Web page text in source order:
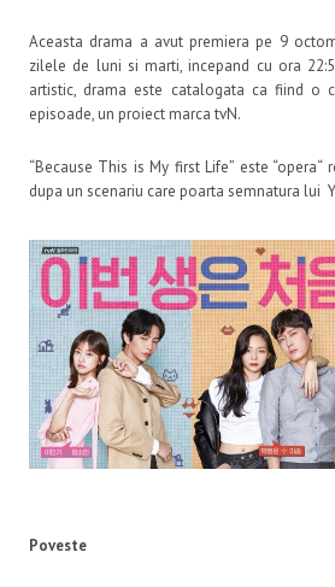
Aceasta drama a avut premiera pe 9
zilele de luni si marti, incepand cu ora
artistic, drama este catalogata ca fiind o
episoade, un proiect marca tvN.
“Because This is My first Life” este “opera“
dupa un scenariu care poarta semnatura lui
Poveste